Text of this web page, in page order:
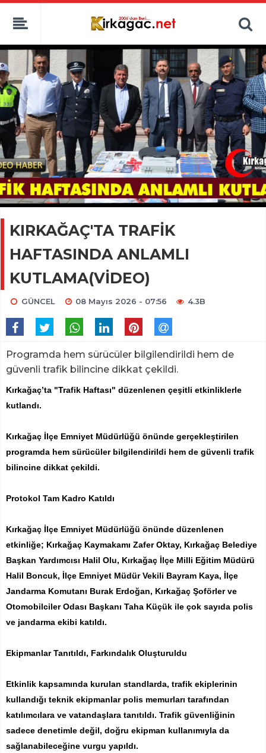
KIRKAĞAÇ'TA TRAFİK
HAFTASINDA ANLAMLI
KUTLAMA(VİDEO)
GÜNCEL 08 Mayıs 2026 - 07:56 4.3B
Programda hem sürücüler bilgilendirildi hem de
güvenli trafik bilincine dikkat çekildi.
Kırkağaç’ta "Trafik Haftası" düzenlenen çeşitli etkinliklerle
kutlandı.
Kırkağaç İlçe Emniyet Müdürlüğü önünde gerçekleştirilen
programda hem sürücüler bilgilendirildi hem de güvenli trafik
bilincine dikkat çekildi.
Protokol Tam Kadro Katıldı
Kırkağaç İlçe Emniyet Müdürlüğü önünde düzenlenen
etkinliğe; Kırkağaç Kaymakamı Zafer Oktay, Kırkağaç Belediye
Başkan Yardımcısı Halil Olu, Kırkağaç İlçe Milli Eğitim Müdürü
Halil Boncuk, İlçe Emniyet Müdür Vekili Bayram Kaya, İlçe
Jandarma Komutanı Burak Erdoğan, Kırkağaç Şoförler ve
Otomobilciler Odası Başkanı Taha Küçük ile çok sayıda polis
ve jandarma ekibi katıldı.
Ekipmanlar Tanıtıldı, Farkındalık Oluşturuldu
Etkinlik kapsamında kurulan standlarda, trafik ekiplerinin
kullandığı teknik ekipmanlar polis memurları tarafından
katılımcılara ve vatandaşlara tanıtıldı. Trafik güvenliğinin
sadece denetimle değil, doğru ekipman kullanımıyla da
sağlanabileceğine vurgu yapıldı.